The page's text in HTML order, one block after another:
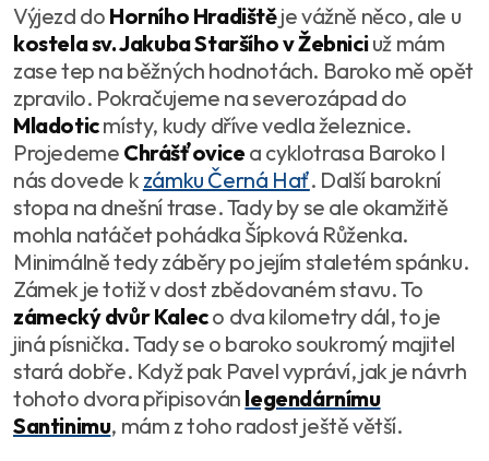
Výjezd do Horního Hradištěje vážně něco, ale u
kostela sv. Jakuba Staršího v Žebniciuž mám
zase tep na běžných hodnotách. Baroko mě opět
zpravilo. Pokračujeme na severozápad do
Mladoticmísty, kudy dříve vedla železnice.
Projedeme Chrášťovice a cyklotrasa Baroko I
nás dovede k zámku Černá Hať. Další barokní
stopa na dnešní trase. Tady by se ale okamžitě
mohla natáčet pohádka Šípková Růženka.
Minimálně tedy záběry po jejím staletém spánku.
Zámek je totiž v dost zbědovaném stavu. To
zámecký dvůr Kaleco dva kilometry dál, to je
jiná písnička. Tady se o baroko soukromý majitel
stará dobře. Když pak Pavel vypráví, jak je návrh
tohoto dvora připisován legendárnímu
Santinimu, mám z toho radost ještě větší.